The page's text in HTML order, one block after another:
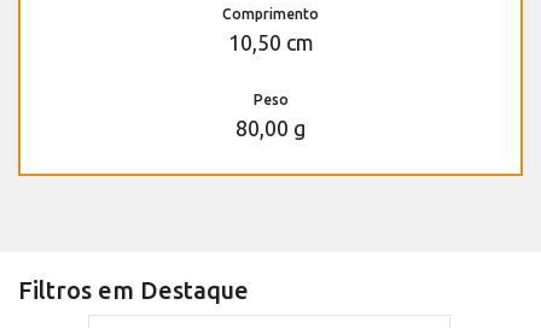
Comprimento
10,50 cm
Peso
80,00 g
Filtros em Destaque